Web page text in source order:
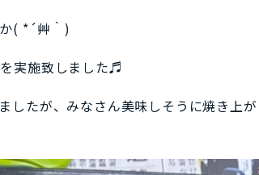
( *´艸｀)
実施致しました♬
たが、みなさん美味しそうに焼き上